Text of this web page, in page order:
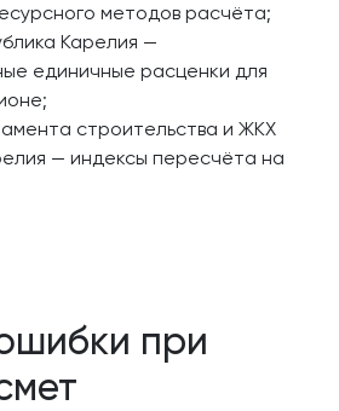
методов расчёта;
Карелия —
единичные расценки для
строительства и ЖКХ
— индексы пересчёта на
при